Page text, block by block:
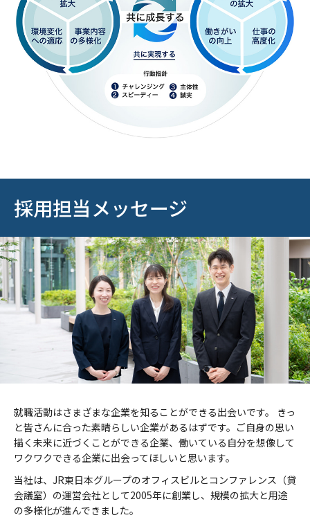
採用担当メッセージ
就職活動はさまざまな企業を知ることができる出会いです。 きっ
と皆さんに合った素晴らしい企業があるはずです。ご自身の思い
描く未来に近づくことができる企業、働いている自分を想像して
ワクワクできる企業に出会ってほしいと思います。
当社は、JR東日本グループのオフィスビルとコンファレンス（貸
会議室）の運営会社として2005年に創業し、規模の拡大と用途
の多様化が進んできました。